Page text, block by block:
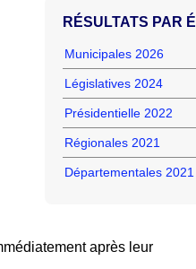
RÉSULTATS PAR
Municipales 2026
Législatives 2024
Présidentielle 2022
Régionales 2021
Départementales 2021
après leur